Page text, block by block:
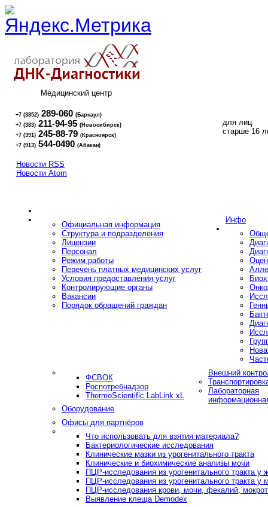
Медицинский центр
+7 (3852) 289-060 (Барнаул)
+7 (383) 211-94-95 (Новосибирск)
+7 (391) 245-88-79 (Красноярск)
+7 (913) 544-0490 (Абакан)
для лиц
старше 16
Новости RSS
Новости Atom
Инфо
Официальная информация
Структура и подразделения
Лицензии
Персонал
Режим работы
Перечень платных медицинских услуг
Условия предоставления услуг
Контролирующие органы
Вакансии
Порядок обращений граждан
Внешний
ФСВОК
Роспотребнадзор
ThermoScientific LabLink xL
Лабораторная
Оборудование
Офисы для партнёров
Что использовать для взятия материала?
Бактериологические исследования
Клинические мазки из урогенитального тракта
Клинические и биохимические анализы мочи
ПЦР-исследования из урогенитального тракта у
ПЦР-исследования из урогенитального тракта у
ПЦР-исследования крови, мочи, фекалий,
Выявление клеща Demodex